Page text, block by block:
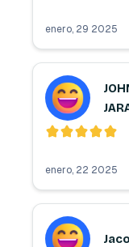
enero, 29 2025
enero, 22 2025